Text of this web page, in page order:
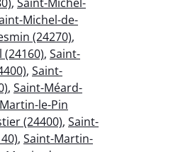
Michel-de-
(24270),
(24160), Saint-
, Saint-
, Saint-Méard-
le-Pin
(24400), Saint-
, Saint-Martin-